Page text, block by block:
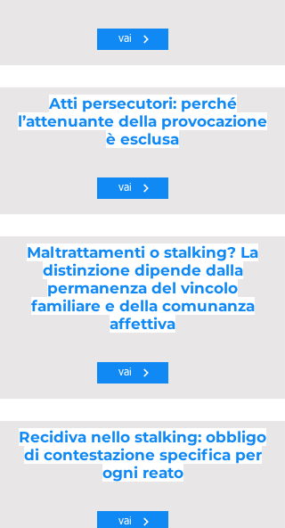
vai
Atti persecutori: perché
l’attenuante della provocazione
è esclusa
vai
Maltrattamenti o stalking? La
distinzione dipende dalla
permanenza del vincolo
familiare e della comunanza
affettiva
vai
Recidiva nello stalking: obbligo
di contestazione specifica per
ogni reato
vai